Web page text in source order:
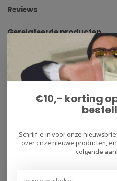
Reviews
Gerelateerde producten
SPARK
RACING Voorbochten
€10,- korting
Schrijf je in voor onze
over onze nieuwe producten,
volgende